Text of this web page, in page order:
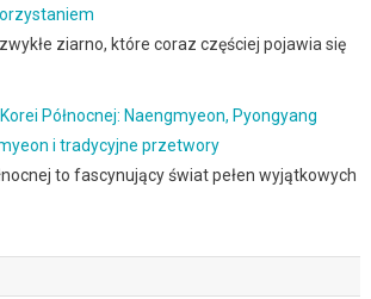
ziarno, które coraz częściej pojawia się
Północnej: Naengmyeon, Pyongyang
i tradycyjne przetwory
to fascynujący świat pełen wyjątkowych